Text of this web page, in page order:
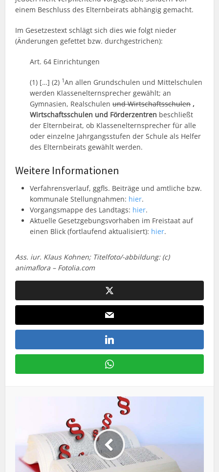
einem Beschluss des Elternbeirats abhängig gemacht.
Im Gesetzestext schlägt sich dies wie folgt nieder
(Änderungen gefettet bzw. durchgestrichen):
Art. 64 Einrichtungen
(1) […] (2) 1An allen Grundschulen und Mittelschulen
werden Klassenelternsprecher gewählt; an
Gymnasien, Realschulenund Wirtschaftsschulen ,
Wirtschaftsschulen und Förderzentren beschließt
der Elternbeirat, ob Klassenelternsprecher für alle
oder einzelne Jahrgangsstufen der Schule als Helfer
des Elternbeirats gewählt werden.
Weitere Informationen
Verfahrensverlauf, ggfls. Beiträge und amtliche bzw.
kommunale Stellungnahmen: hier.
Vorgangsmappe des Landtags: hier.
Aktuelle Gesetzgebungsvorhaben im Freistaat auf
einen Blick (fortlaufend aktualisiert): hier.
Ass. iur. Klaus Kohnen; Titelfoto/-abbildung: (c)
animaflora – Fotolia.com